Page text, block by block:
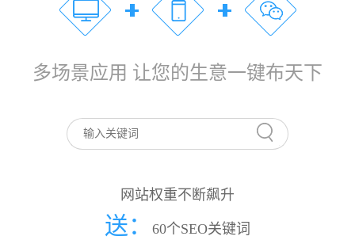
多场景应用 让您的生意一键布天下
网站权重不断飙升
送：
60个SEO关键词